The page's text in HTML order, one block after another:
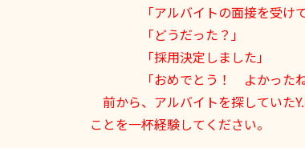
「アルバイトの面接を受けて
「どうだった？」
「採用決定しました」
「おめでとう！ よかったね。
前から、アルバイトを探していた
ことを一杯経験してください。